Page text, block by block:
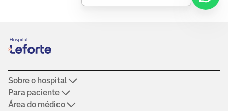
Sobre o hospital
Para paciente
Área do médico